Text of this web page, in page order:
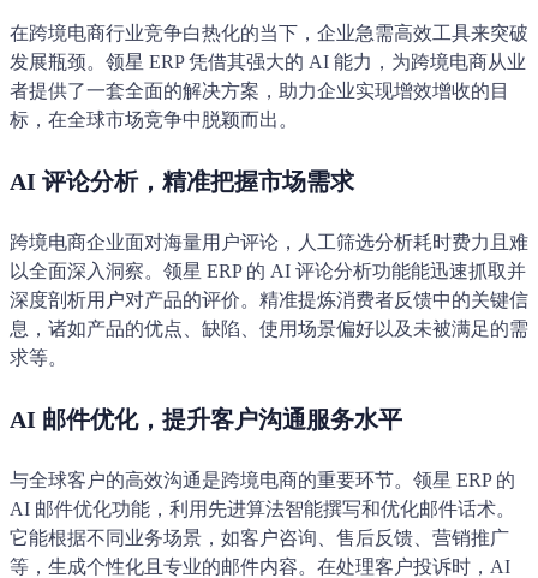
在跨境电商行业竞争白热化的当下，企业急需高效工具来突破
发展瓶颈。领星 ERP 凭借其强大的 AI 能力，为跨境电商从业
者提供了一套全面的解决方案，助力企业实现增效增收的目
标，在全球市场竞争中脱颖而出。
AI 评论分析，精准把握市场需求
跨境电商企业面对海量用户评论，人工筛选分析耗时费力且难
以全面深入洞察。领星 ERP 的 AI 评论分析功能能迅速抓取并
深度剖析用户对产品的评价。精准提炼消费者反馈中的关键信
息，诸如产品的优点、缺陷、使用场景偏好以及未被满足的需
求等。
AI 邮件优化，提升客户沟通服务水平
与全球客户的高效沟通是跨境电商的重要环节。领星 ERP 的
AI 邮件优化功能，利用先进算法智能撰写和优化邮件话术。
它能根据不同业务场景，如客户咨询、售后反馈、营销推广
等，生成个性化且专业的邮件内容。在处理客户投诉时，AI